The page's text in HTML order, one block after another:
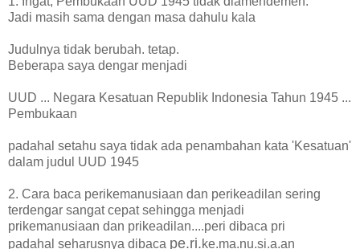
Jadi masih sama dengan masa dahulu kala
Judulnya tidak berubah. tetap.
Beberapa saya dengar menjadi
UUD ... Negara Kesatuan Republik Indonesia Tahun 1945 ...
Pembukaan
padahal setahu saya tidak ada penambahan kata 'Kesatuan'
dalam judul UUD 1945
2. Cara baca perikemanusiaan dan perikeadilan sering
terdengar sangat cepat sehingga menjadi
prikemanusiaan dan prikeadilan....peri dibaca pri
padahal seharusnya dibaca pe.ri.ke.ma.nu.si.a.an